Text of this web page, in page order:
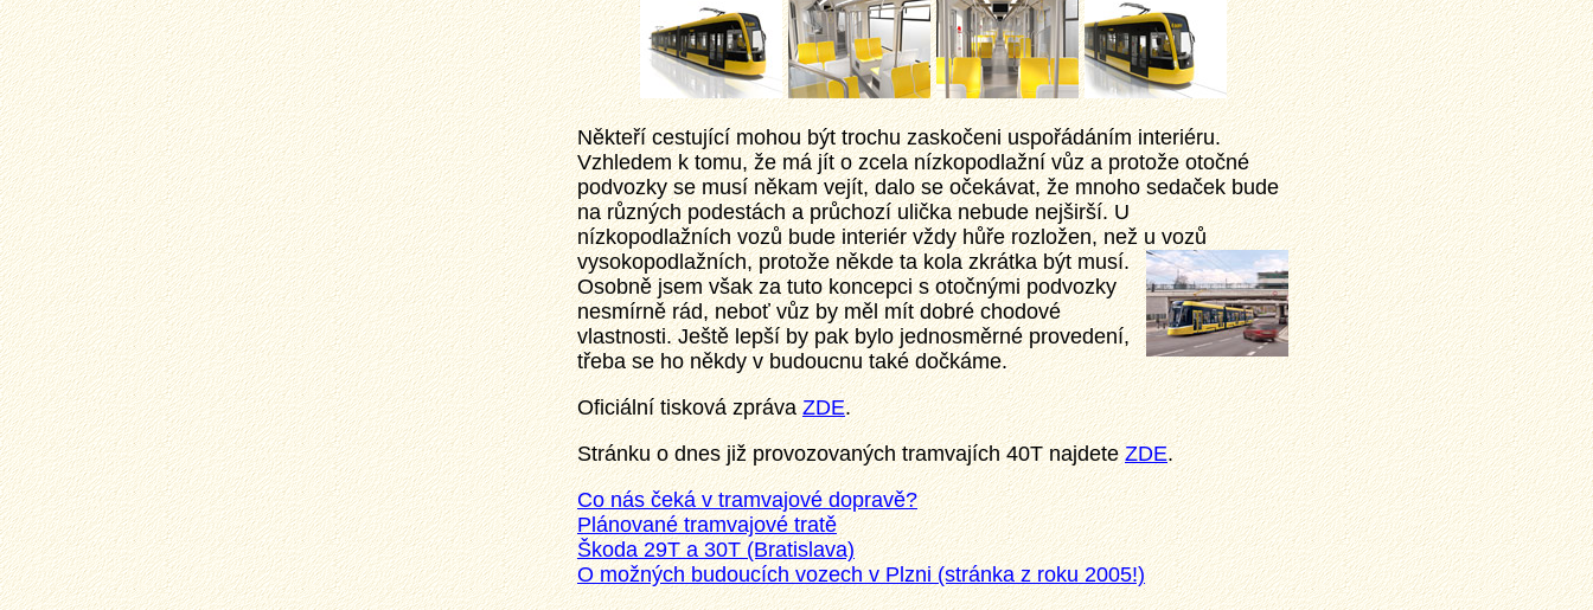
Někteří cestující mohou být trochu zaskočeni uspořádáním interiéru.
Vzhledem k tomu, že má jít o zcela nízkopodlažní vůz a protože otočné
podvozky se musí někam vejít, dalo se očekávat, že mnoho sedaček bude
na různých podestách a průchozí ulička nebude nejširší. U
nízkopodlažních vozů bude interiér vždy hůře rozložen, než uvozů
vysokopodlažních, protože někde ta kola zkrátka být musí.
Osobně jsem však za tuto koncepci s otočnými podvozky
nesmírně rád, neboť vůz by měl mít dobré chodové
vlastnosti. Ještě lepší by pak bylo jednosměrné provedení,
třeba se ho někdy v budoucnu také dočkáme.
Oficiální tisková zprávaZDE.
Stránku o dnes již provozovaných tramvajích 40T najdeteZDE.
Co nás čeká v tramvajové dopravě?
Plánované tramvajové tratě
Škoda 29T a 30T (Bratislava)
O možných budoucích vozech v Plzni (stránka z roku 2005!)